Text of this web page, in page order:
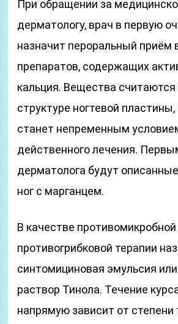
При обращении за
дерматологу, врач в первую
назначит пероральный приём
препаратов, содержащих
кальция. Вещества
структуре ногтевой
станет непременным
действенного лечения.
дерматолога будут
ног с марганцем.
В качестве противомикробной
противогрибковой терапии
синтомициновая эмульсия
раствор Тинола. Течение
напрямую зависит от степени